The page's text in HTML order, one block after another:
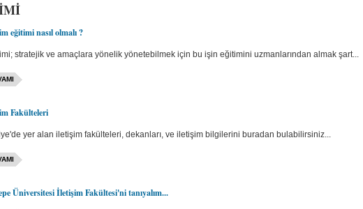
eğitimi nasıl olmalı ?
stratejik ve amaçlara yönelik yönetebilmek için bu işin eğitimini uzmanlarından almak şart...
Fakülteleri
yer alan iletişim fakülteleri, dekanları, ve iletişim bilgilerini buradan bulabilirsiniz...
Üniversitesi İletişim Fakültesi'ni tanıyalım...